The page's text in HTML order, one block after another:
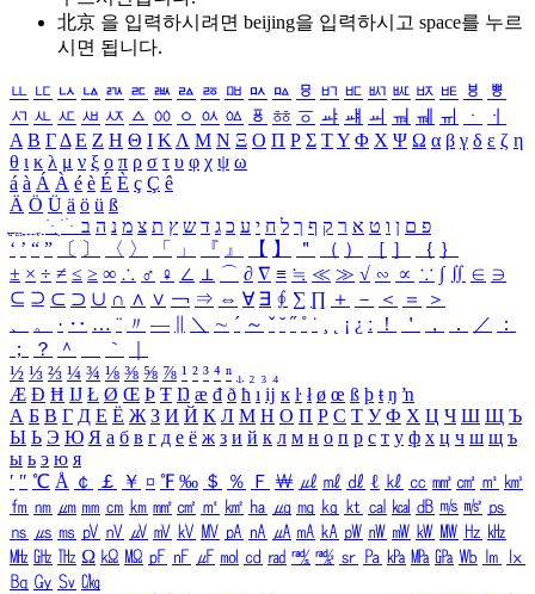
北京 을 입력하시려면 beijing을 입력하시고 space를 누르
시면 됩니다.
ㅥ ㅦ ㅧ ㅨ ㅩ ㅪ ㅫ ㅬ ㅭ ㅮ ㅯ ㅰ ㅱ ㅲ ㅳ ㅴ ㅵ ㅶ ㅷ ㅸ
ㅹ
ㅺ ㅻ ㅼ ㅽ ㅾ ㅿ ㆀ ㆁ ㆂ ㆃ ㆄ ㆅ ㆆ ㆇ ㆈ ㆉ ㆊ ㆋ ㆌ ㆍ
ㆎ
Α Β ΓΔ Ε Ζ Η Θ Ι ΚΛ Μ Ν Ξ Ο Π Ρ Σ ΤΥ Φ Χ Ψ Ω α β γ δ ε ζ η
θ ι κ λ μ ν ξ ο π ρ σ τ υ φ χ ψ ω
á à Á À é è É È ç Ç ê
Ä Ö Ü ä ö ü ß
ִֶֹ ֻּ ׁׂ פ ם ן ו ט א ר ק ף ך ל ח י ע כ ג ד ש ץ ת צ מ נ ה ב
‘ ’ “ ” 〔 〕 〈 〉 「 」 『 』 【 】 ＂ （ ） ［ ］ ｛ ｝
± × ÷ ≠ ≤ ≥ ∞ ∴ ♂ ♀ ∠ ⊥ ⌒ ∂ ∇ ≡ ≒ ≪ ≫ √ ∽ ∝ ∵ ∫ ∬ ∈ ∋
⊆ ⊇ ⊂ ⊃ ∪ ∩ ∧ ∨ ￢ ⇒ ⇔ ∀ ∃ ∮ ∑ ∏ ＋ － ＜ ＝
＞
、
。 · ‥ … ¨ 〃 ― ＼ ∼ ´ ～ ˇ ˘ ˝ ˚ ˙ ¸ ¡ ¿ ː ！ ＇ ， ． ／
：
；
？ ＾ ｀
½ ⅓ ⅔ ¼ ¾ ⅛ ⅜ ⅝ ⅞ ¹ ² ³ ⁴ ⁿ ₁ ₂ ₃ ₄
Æ Ð Ħ Ĳ Ł Ø Œ Þ Ŧ Ŋ æ đ ð ħ ı ĳ ĸ ŀ ł ø œ ß þ ŧ ŋ ŉ
А Б В Г Д Е Ё Ж З И Й К Л М Н О П Р С Т У Ф Х Ц Ч Ш Щ Ъ
Ы Ь Э Ю Я а б в г д е ё ж з и й к л м н о п р с т у ф х ц ч ш щ ъ
ы ь э ю я
′ ″ ℃ Å ￠ ￡ ￥ ¤ ℉ ‰ ＄ ％ Ｆ ￦ ㎕ ㎖ ㎗ ℓ ㎘ ㏄ ㎣ ㎤ ㎥ ㎦
㎙ ㎚ ㎛ ㎜ ㎝ ㎞ ㎟ ㎠ ㎡ ㎢ ㏊ ㎍ ㎎ ㎏ ㏏ ㎈ ㎉ ㏈ ㎧ ㎨ ㎰
㎱ ㎲ ㎳ ㎴ ㎵ ㎶ ㎷ ㎸ ㎹ ㎀ ㎁ ㎂ ㎃ ㎄ ㎺ ㎻ ㎽ ㎾ ㎿ ㎐ ㎑
㎒ ㎓ ㎔ Ω ㏀ ㏁ ㎊ ㎋ ㎌ ㏖ ㏅ ㎭ ㎮ ㎯ ㏛ ㎩ ㎪ ㎫ ㎬ ㏝ ㏐
㏓
㏃ ㏉ ㏜ ㏆